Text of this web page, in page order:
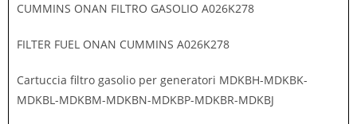
CUMMINS ONAN FILTRO GASOLIO A026K278
FILTER FUEL ONAN CUMMINS A026K278
Cartuccia filtro gasolio per generatori MDKBH-MDKBK-
MDKBL-MDKBM-MDKBN-MDKBP-MDKBR-MDKBJ